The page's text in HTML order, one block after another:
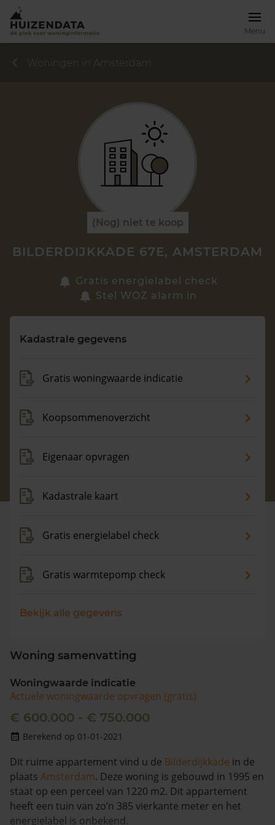
Menu
Zoek een woning
Maandag t/m vrijdag - 08:00 -18:00
Woningen in Amsterdam
(Nog) niet te koop
BILDERDIJKKADE 67E, AMSTERDAM
Gratis energielabel check
Stel WOZ alarm in
Kadastrale gegevens
Gratis woningwaarde indicatie
Koopsommenoverzicht
Eigenaar opvragen
Kadastrale kaart
Gratis energielabel check
Gratis warmtepomp check
Bekijk alle gegevens
Woning samenvatting
Woningwaarde indicatie
Actuele woningwaarde opvragen (gratis)
€ 600.000 - € 750.000
Berekend op 01-01-2021
Dit ruime appartement vind u de Bilderdijkkade in de
plaats Amsterdam. Deze woning is gebouwd in 1995 en
staat op een perceel van 1220 m2. Dit appartement
heeft een tuin van zo’n 385 vierkante meter en het
energielabel is onbekend.